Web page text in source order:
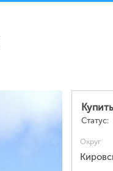
Статус:
Округ